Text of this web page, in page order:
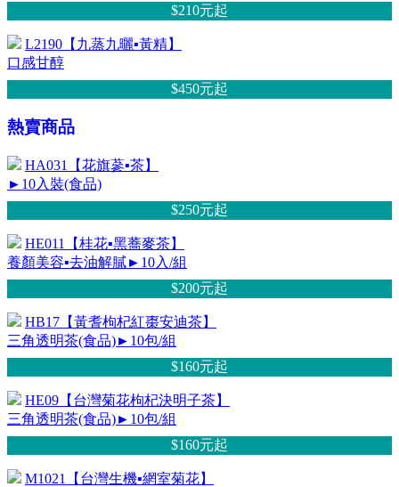
$210元起
L2190【九蒸九曬▪黃精】
口感甘醇
$450元起
熱賣商品
HA031【花旗蔘▪茶】
►10入裝(食品)
$250元起
HE011【桂花▪黑蕎麥茶】
養顏美容▪去油解膩►10入/組
$200元起
HB17【黃耆枸杞紅棗安迪茶】
三角透明茶(食品)►10包/組
$160元起
HE09【台灣菊花枸杞決明子茶】
三角透明茶(食品)►10包/組
$160元起
M1021【台灣生機▪網室菊花】